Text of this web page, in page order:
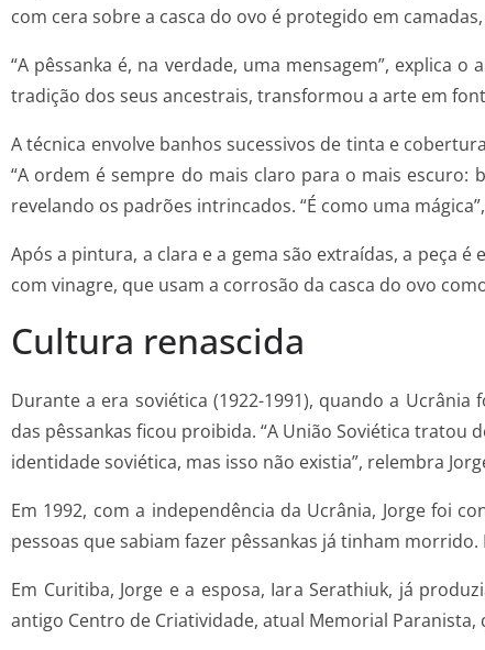
com cera sobre a casca do ovo é protegido em
“A pêssanka é, na verdade, uma mensagem”, explica
tradição dos seus ancestrais, transformou a arte em
A técnica envolve banhos sucessivos de tinta e
“A ordem é sempre do mais claro para o mais
revelando os padrões intrincados. “É como uma
Após a pintura, a clara e a gema são extraídas, a peça
com vinagre, que usam a corrosão da casca do ovo
Cultura renascida
Durante a era soviética (1922-1991), quando a
das pêssankas ficou proibida. “A União Soviética
identidade soviética, mas isso não existia”, relembra
Em 1992, com a independência da Ucrânia, Jorge foi
pessoas que sabiam fazer pêssankas já tinham
Em Curitiba, Jorge e a esposa, Iara Serathiuk, já
antigo Centro de Criatividade, atual Memorial